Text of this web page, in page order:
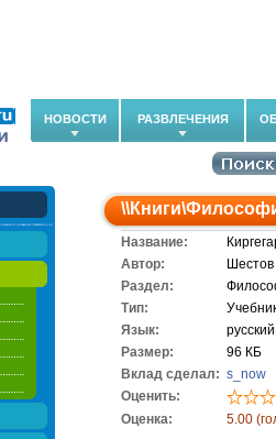
НОВОСТИ РАЗВЛЕЧЕНИЯ
\\Книги\
Название:
Автор:
Раздел:
Тип:
Язык:
русский
Размер:
96 КБ
Вклад сделал: s_now
Оценить:
Оценка:
5.00